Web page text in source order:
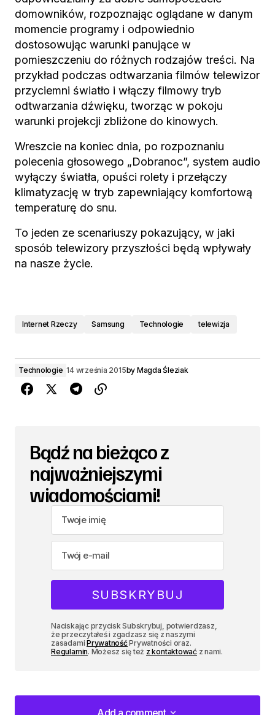
domowników, rozpoznając oglądane w danym
momencie programy i odpowiednio
dostosowując warunki panujące w
pomieszczeniu do różnych rodzajów treści. Na
przykład podczas odtwarzania filmów telewizor
przyciemni światło i włączy filmowy tryb
odtwarzania dźwięku, tworząc w pokoju
warunki projekcji zbliżone do kinowych.
Wreszcie na koniec dnia, po rozpoznaniu
polecenia głosowego „Dobranoc”, system audio
wyłączy światła, opuści rolety i przełączy
klimatyzację w tryb zapewniający komfortową
temperaturę do snu.
To jeden ze scenariuszy pokazujący, w jaki
sposób telewizory przyszłości będą wpływały
na nasze życie.
Internet Rzeczy Samsung Technologie telewizja
Technologie 14 września 2015by Magda Śleziak
Bądź na bieżąco z
najważniejszymi
wiadomościami!
Naciskając przycisk Subskrybuj, potwierdzasz,
że przeczytałeś i zgadzasz się z naszymi
zasadamiPrywatnośćPrywatności oraz.
Regulamin. Możesz się też z kontaktowaćz nami.
Add a comment